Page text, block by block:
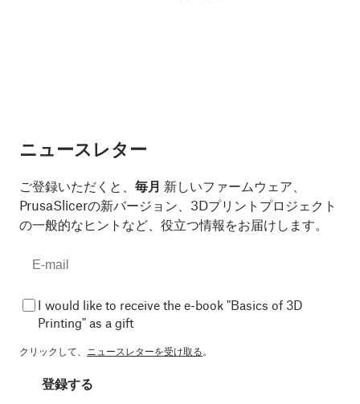
ニュースレター
ご登録いただくと、 毎月 新しいファームウェア、
PrusaSlicerの新バージョン、3Dプリントプロジェクト
の一般的なヒントなど、役立つ情報をお届けします。
I would like to receive the e-book "Basics of 3D
Printing" as a gift
クリックして、 ニュースレターを受け取る。
登録する